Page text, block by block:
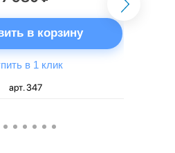
в корзину
в 1 клик
арт. 347